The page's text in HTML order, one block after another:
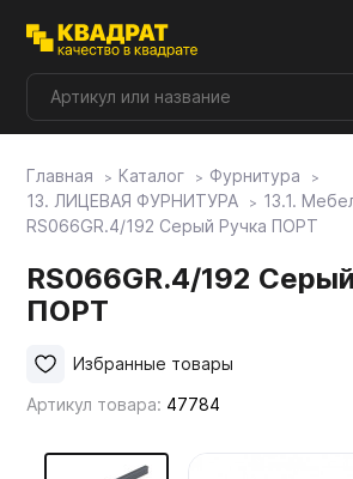
Плитные материалы
Мой ЭГГЕР
Главная Каталог
Фурнитура
13. ЛИЦЕВАЯ ФУРНИТУРА
13.1.
RS066GR.4/192 Серый Ручка ПОРТ
RS066GR.4/192
ПОРТ
Артикул товара: 47784
Избранные товары